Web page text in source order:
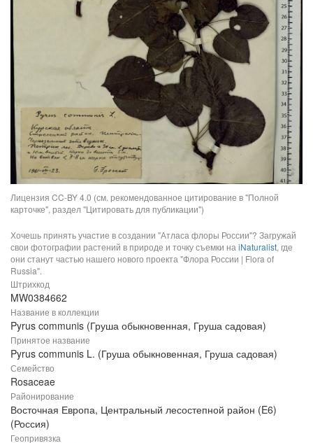
Лицензия CC-BY 4.0 (см. рекомендованное цитирование в "Полной
карточке", раздел "Цитировать для публикации")
Хочешь принять участие в создании "Атласа флоры России"? Загружай
свои фотографии растений в природе и точку съемки на iNaturalist, где
они станут частью нашего нового проекта "Флора России | Flora of
Russia".
Штрихкод
MW0384662
Название в коллекции
Pyrus communis (Груша обыкновенная, Груша садовая)
Принятое название
Pyrus communis L. (Груша обыкновенная, Груша садовая)
Семейство
Rosaceae
Районирование
Восточная Европа, Центральный лесостепной район (E6)
(Россия)
Геопривязка